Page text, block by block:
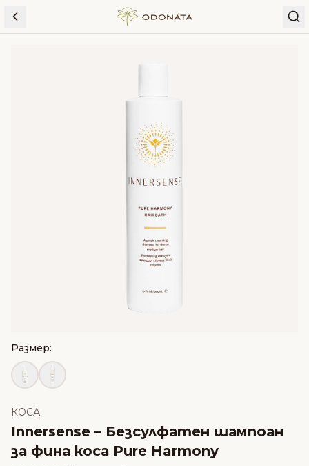
Skip to content
КОСА
Innersense – Безсулфатен шампоан
за фина коса Pure Harmony
Размер: